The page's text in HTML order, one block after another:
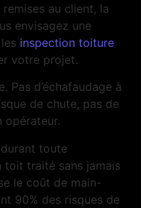
au client, la
envisagez une
inspection toiture
votre projet.
Pas d’échafaudage à
de chute, pas de
opérateur.
toute
toit traité sans jamais
le coût de main-
90% des risques de